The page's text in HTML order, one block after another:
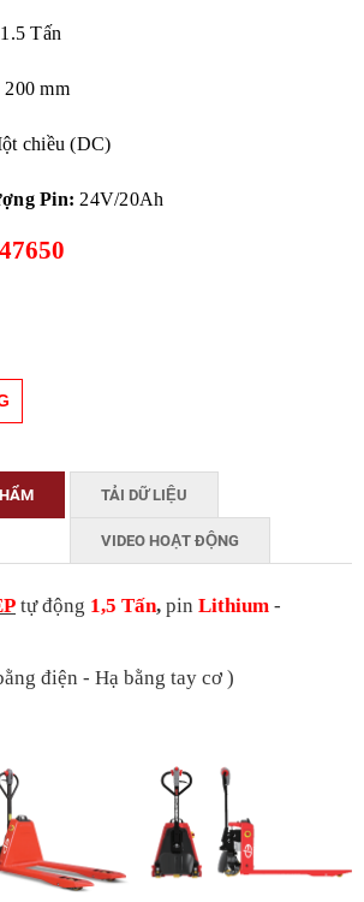
1.5 Tấn
200 mm
chiều (DC)
Pin: 24V/20Ah
TẢI DỮ LIỆU
VIDEO HOẠT ĐỘNG
tự động 1,5 Tấn, pin Lithium -
điện - Hạ bằng tay cơ )